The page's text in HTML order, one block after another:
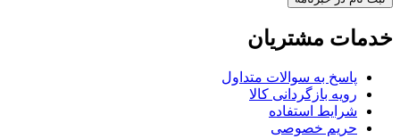
خدمات مشتریان
پاسخ به سوالات متداول
رویه بازگردانی کالا
شرایط استفاده
حریم خصوصی